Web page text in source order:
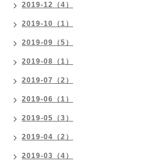
2019-12（4）
2019-10（1）
2019-09（5）
2019-08（1）
2019-07（2）
2019-06（1）
2019-05（3）
2019-04（2）
2019-03（4）